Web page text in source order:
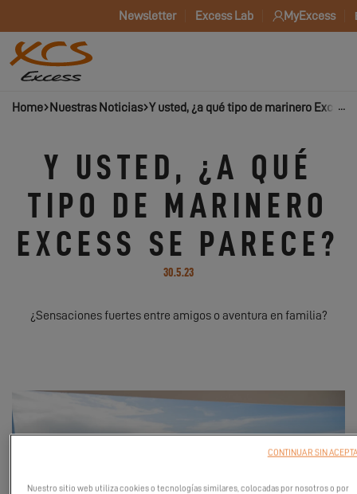
Newsletter Excess Lab MyExcess
Home Nuestras Noticias Y usted, ¿a qué tipo de marinero Excess
Y USTED, ¿A QUÉ
TIPO DE MARINERO
EXCESS SE PARECE?
30.5.23
¿Sensaciones fuertes entre amigos o aventura en familia?
Nuestro sitio web utiliza cookies o tecnologías similares, colocadas por nosotros o por
CONTINUAR SIN